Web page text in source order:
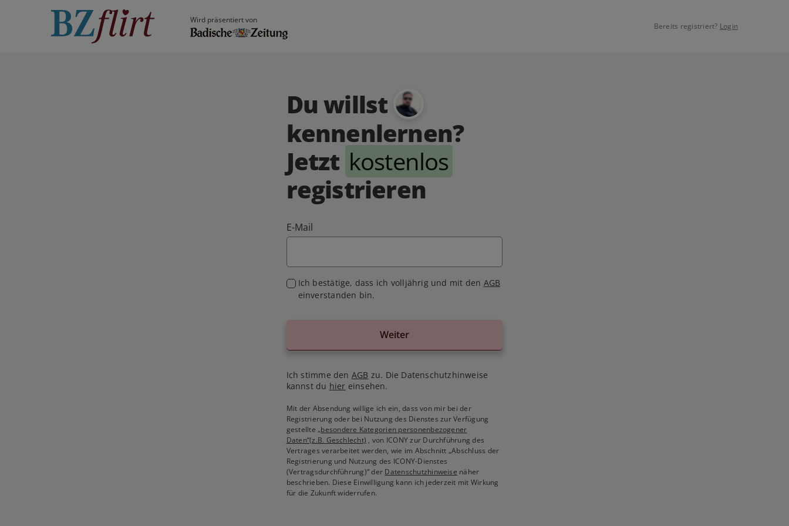
Wird präsentiert von
Bereits registriert? Login
Du willst
kennenlernen?
Jetzt kostenlos
registrieren
E-Mail
Ich bestätige, dass ich volljährig und mit den AGB
einverstanden bin.
Weiter
Ich stimme den AGB zu. Die Datenschutzhinweise
kannst du hier einsehen.
Mit der Absendung willige ich ein, dass von mir bei der
Registrierung oder bei Nutzung des Dienstes zur Verfügung
gestellte„besondere Kategorien personenbezogener
Daten“(z.B. Geschlecht) , von ICONY zur Durchführung des
Vertrages verarbeitet werden, wie im Abschnitt „Abschluss der
Registrierung und Nutzung des ICONY-Dienstes
(Vertragsdurchführung)“ der Datenschutzhinweise näher
beschrieben. Diese Einwilligung kann ich jederzeit mit Wirkung
für die Zukunft widerrufen.